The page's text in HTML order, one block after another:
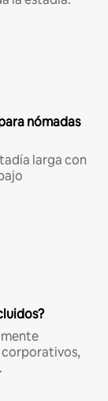
nómadas
larga con
corporativos,